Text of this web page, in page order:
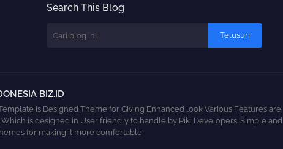
Search This Blog
BIZ.ID
is Designed Theme for Giving Enhanced look Various Features are
is designed in User friendly to handle by Piki Developers. Simple and
for making it more comfortable